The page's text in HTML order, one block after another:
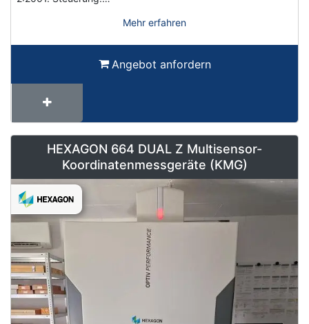
Mehr erfahren
Angebot anfordern
HEXAGON 664 DUAL Z Multisensor-
Koordinatenmessgeräte (KMG)